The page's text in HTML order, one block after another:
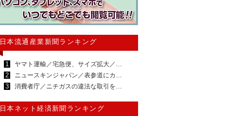
日本流通産業新聞ランキング
1
ヤマト運輸／宅急便、サイズ拡大／…
2
ニュースキンジャパン／表参道にカ…
3
消費者庁／ニチガスの違法な取引を…
日本ネット経済新聞ランキング